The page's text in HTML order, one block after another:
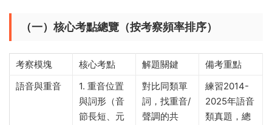
（一）核心考點總覽（按考察頻率排序）
考察模塊 核心考點 解題關鍵
備考重點
語音與重音
1. 重音位置
與詞形（音
節長短、元
對比同類單
詞，找重音/
聲調的共
練習2014-
2025年語音
類真題，總